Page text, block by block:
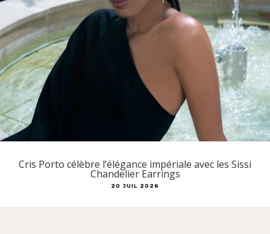
Cris Porto célèbre l’élégance impériale avec les Sissi
Chandelier Earrings
20 JUIL 2026